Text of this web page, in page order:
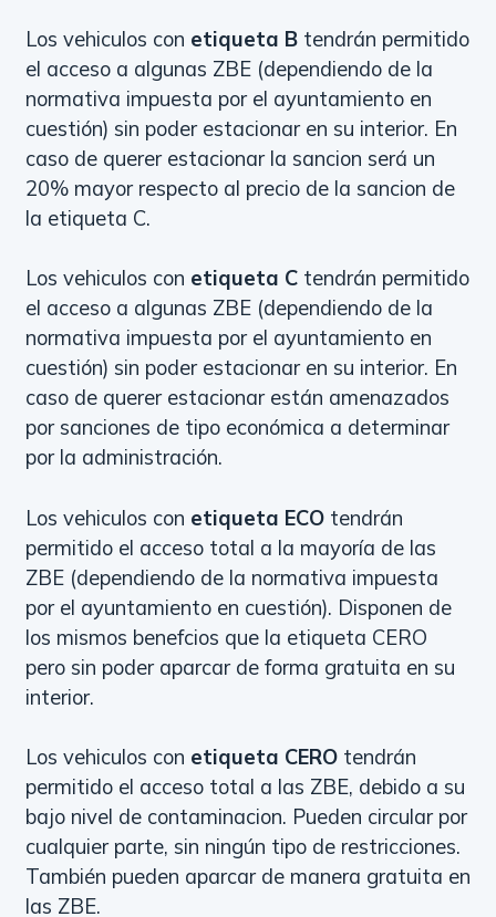
Los vehiculos con etiqueta Btendrán permitido
el acceso a algunas ZBE (dependiendo de la
normativa impuesta por el ayuntamiento en
cuestión) sin poder estacionar en su interior. En
caso de querer estacionar la sancion será un
20% mayor respecto al precio de la sancion de
la etiqueta C.
Los vehiculos con etiqueta Ctendrán permitido
el acceso a algunas ZBE (dependiendo de la
normativa impuesta por el ayuntamiento en
cuestión) sin poder estacionar en su interior. En
caso de querer estacionar están amenazados
por sanciones de tipo económica a determinar
por la administración.
Los vehiculos con etiqueta ECOtendrán
permitido el acceso total a la mayoría de las
ZBE (dependiendo de la normativa impuesta
por el ayuntamiento en cuestión). Disponen de
los mismos benefcios que la etiqueta CERO
pero sin poder aparcar de forma gratuita en su
interior.
Los vehiculos con etiqueta CEROtendrán
permitido el acceso total a las ZBE, debido a su
bajo nivel de contaminacion. Pueden circular por
cualquier parte, sin ningún tipo de restricciones.
También pueden aparcar de manera gratuita en
las ZBE.